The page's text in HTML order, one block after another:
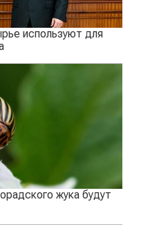
используют для
жука будут